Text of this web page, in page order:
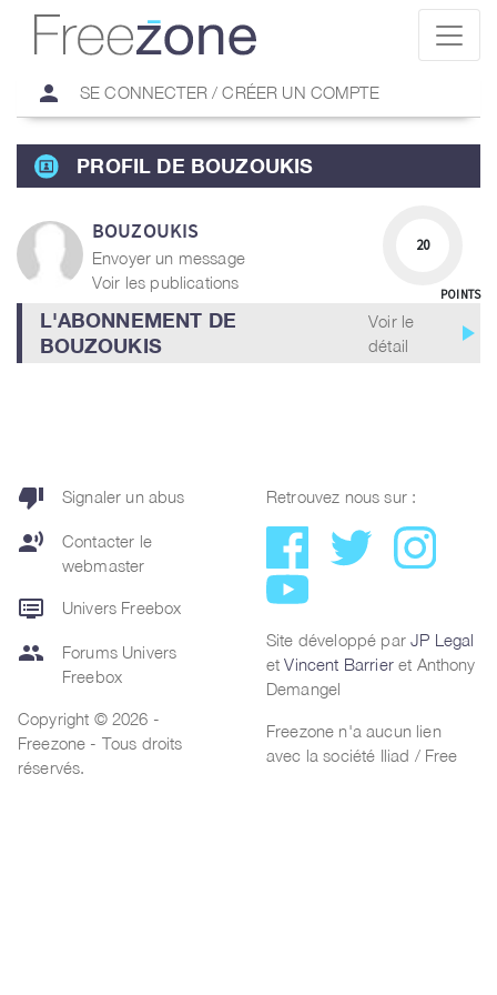
person SE CONNECTER / CRÉER UN COMPTE
PROFIL DE BOUZOUKIS
BOUZOUKIS
Envoyer un message
Voir les publications
20
POINTS
L'ABONNEMENT DE
BOUZOUKIS
Voir le
détail
play_arrow
thumb_down Signaler un abus
record_voice_over
Contacter le
webmaster
dvr Univers Freebox
group
Forums Univers
Freebox
Copyright © 2026 -
Freezone - Tous droits
réservés.
Retrouvez nous sur :
Site développé parJP Legal
etVincent Barrieret Anthony
Demangel
Freezone n'a aucun lien
avec la société Iliad / Free